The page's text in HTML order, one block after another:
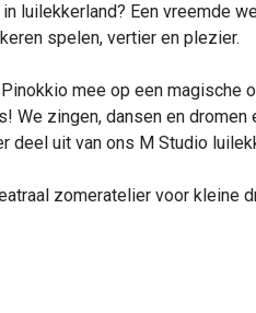
luilekkerland? Een vreemde
spelen, vertier en plezier.
mee op een magische
We zingen, dansen en dromen
deel uit van ons M Studio
zomeratelier voor kleine